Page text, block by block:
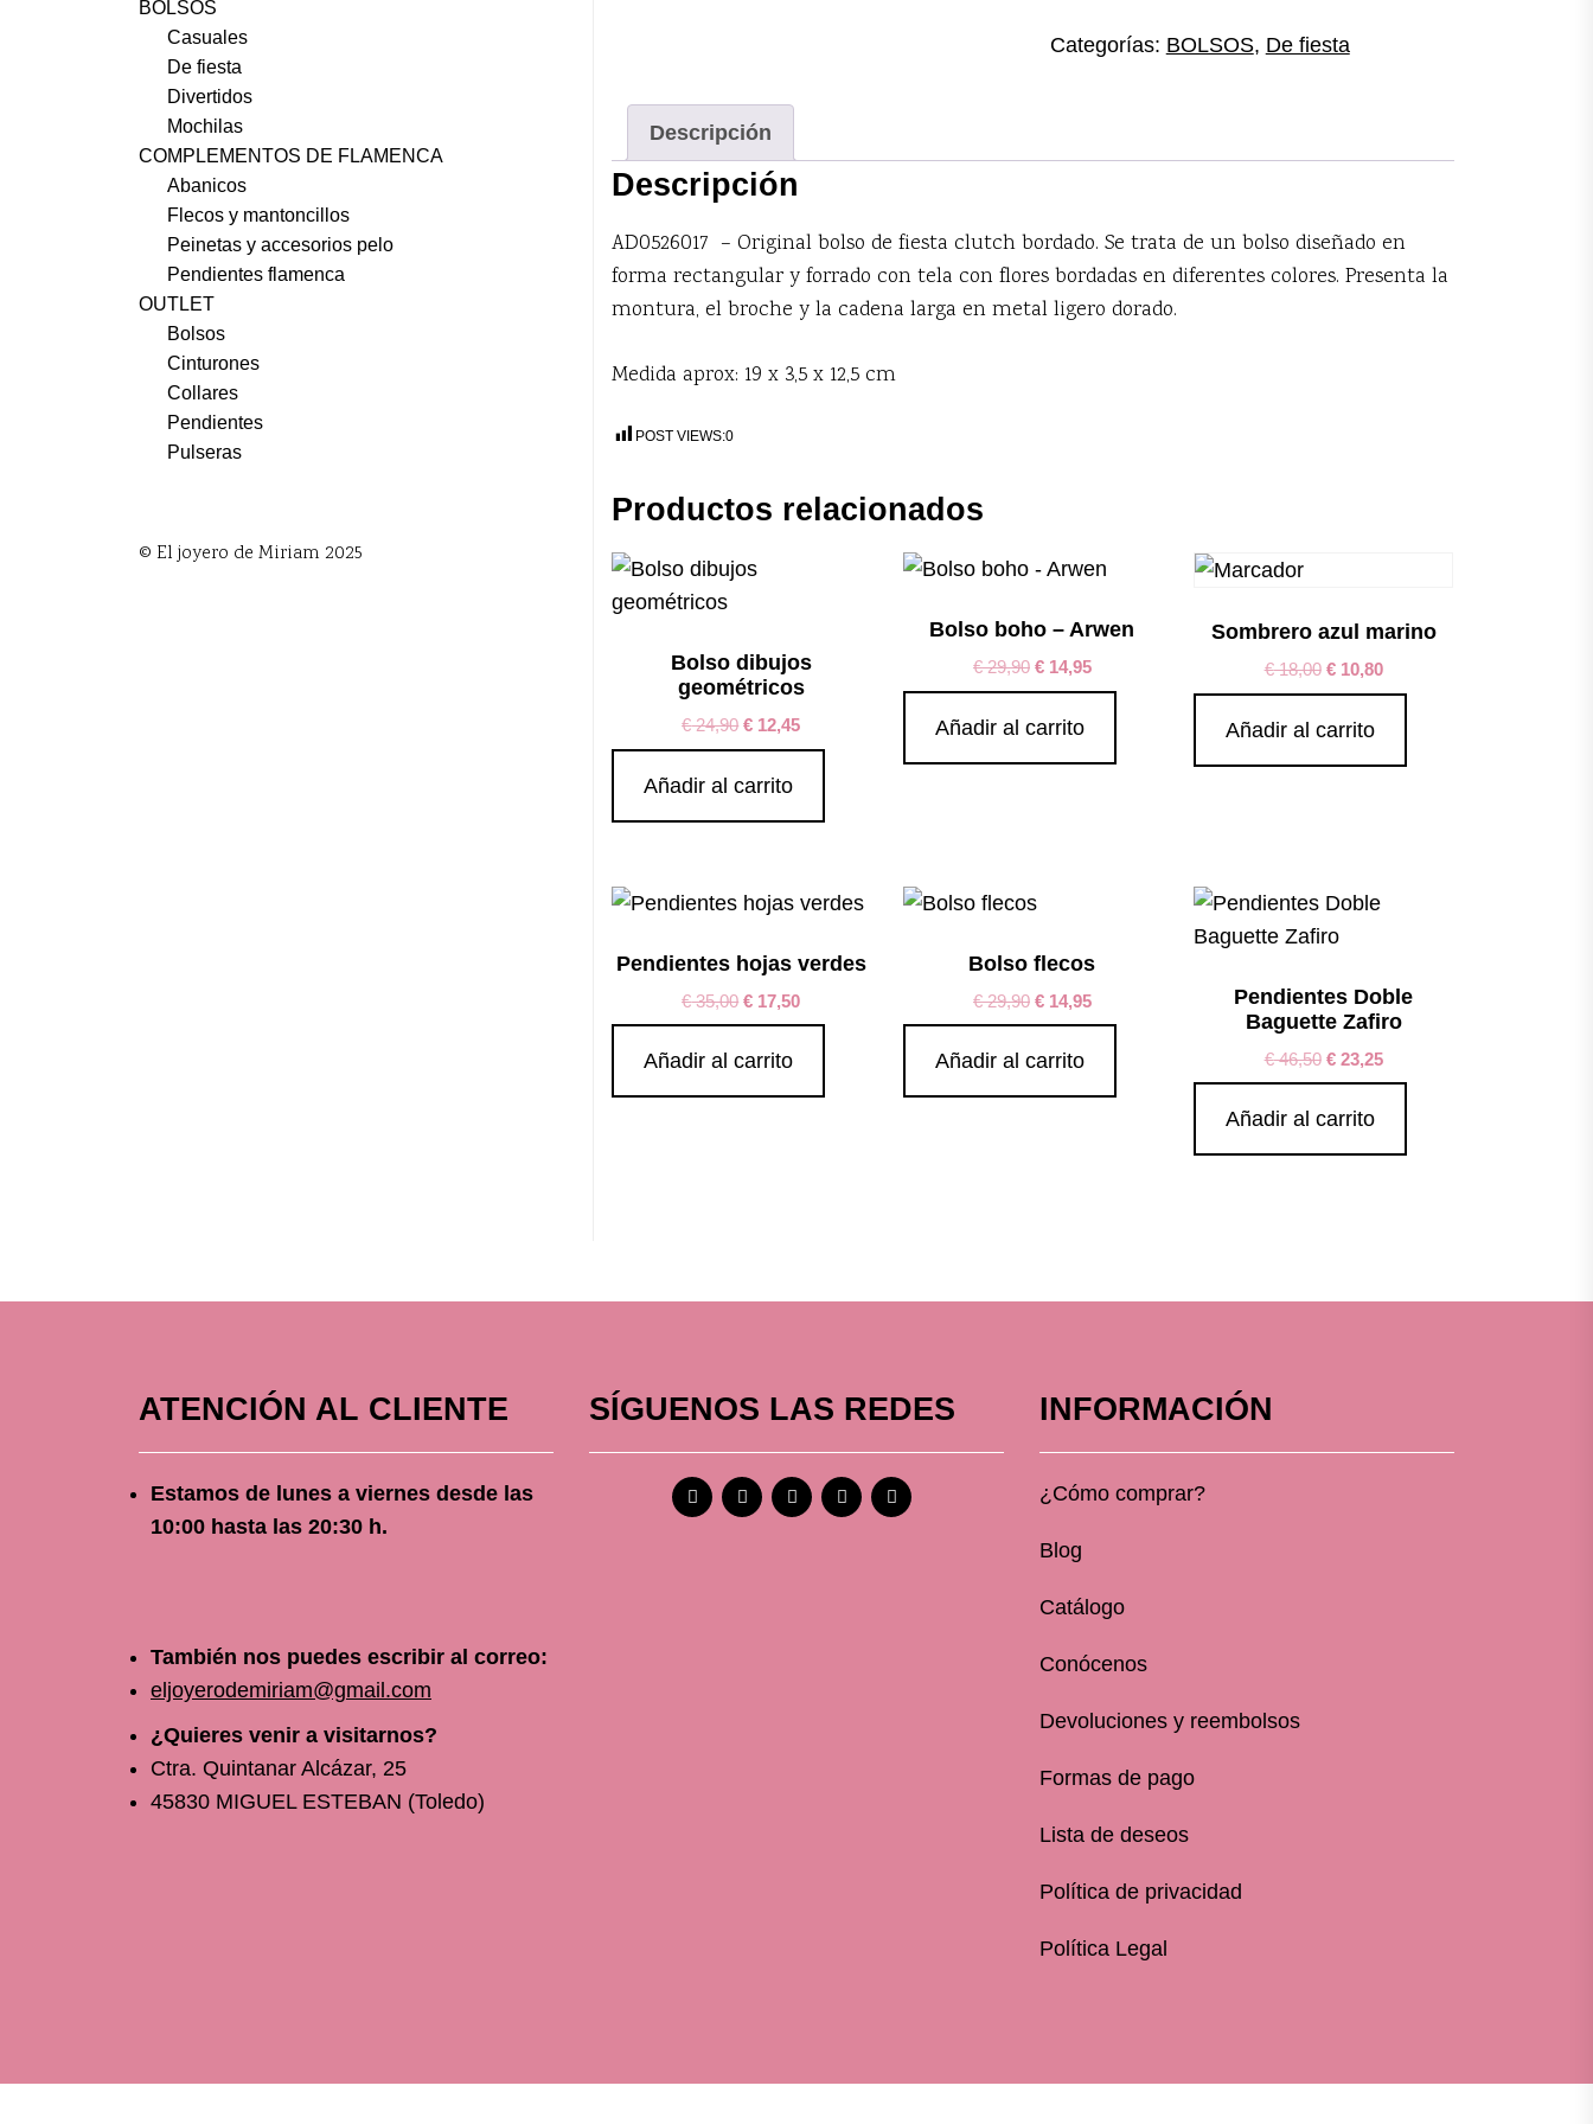
cantidad
Categorías: BOLSOS, De fiesta
Descripción
Descripción
AD0526017 – Original bolso de fiesta clutch bordado. Se trata de un bolso diseñado en
forma rectangular y forrado con tela con flores bordadas en diferentes colores. Presenta la
montura, el broche y la cadena larga en metal ligero dorado.
Medida aprox: 19 x 3,5 x 12,5 cm
POST VIEWS:0
Productos relacionados
Bolso dibujos
geométricos
€24,90 € 12,45
Añadir al carrito
Bolso boho – Arwen
€29,90 €14,95
Añadir al carrito
Sombrero azul marino
€18,00 €10,80
Añadir al carrito
Pendientes hojas verdes
€35,00 € 17,50
Añadir al carrito
Bolso flecos
€29,90 €14,95
Añadir al carrito
Pendientes Doble
Baguette Zafiro
€46,50 €23,25
Añadir al carrito
BOLSOS
Casuales
De fiesta
Divertidos
Mochilas
COMPLEMENTOS DE FLAMENCA
Abanicos
Flecos y mantoncillos
Peinetas y accesorios pelo
Pendientes flamenca
OUTLET
Bolsos
Cinturones
Collares
Pendientes
Pulseras
© El joyero de Miriam 2025
ATENCIÓN AL CLIENTE
Estamos de lunes a viernes desde las
10:00 hasta las 20:30 h.
También nos puedes escribir al correo:
eljoyerodemiriam@gmail.com
¿Quieres venir a visitarnos?
Ctra. Quintanar Alcázar, 25
45830 MIGUEL ESTEBAN (Toledo)
SÍGUENOS LAS REDES INFORMACIÓN
¿Cómo comprar?
Blog
Catálogo
Conócenos
Devoluciones y reembolsos
Formas de pago
Lista de deseos
Política de privacidad
Política Legal